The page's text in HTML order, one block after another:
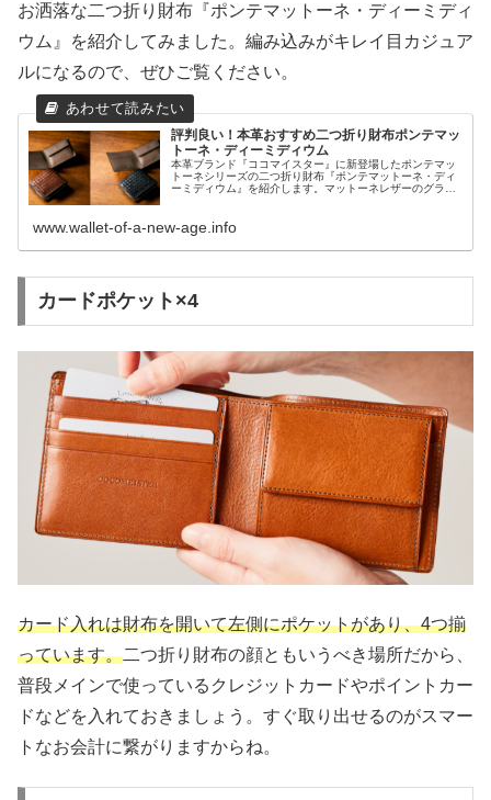
お洒落な二つ折り財布『ポンテマットーネ・ディーミディ
ウム』を紹介してみました。編み込みがキレイ目カジュア
ルになるので、ぜひご覧ください。
評判良い！本革おすすめ二つ折り財布ポンテマッ
トーネ・ディーミディウム
本革ブランド『ココマイスター』に新登場したポンテマッ
トーネシリーズの二つ折り財布『ポンテマットーネ・ディ
ーミディウム』を紹介します。マットーネレザーのグラデ
www.wallet-of-a-new-age.info
カードポケット×4
カード入れは財布を開いて左側にポケットがあり、4つ揃
っています。二つ折り財布の顔ともいうべき場所だから、
普段メインで使っているクレジットカードやポイントカー
ドなどを入れておきましょう。すぐ取り出せるのがスマー
トなお会計に繋がりますからね。